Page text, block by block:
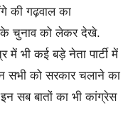
की गढ़वाल का
के चुनाव को लेकर देखे.
में भी कई बड़े नेता पार्टी में
सभी को सरकार चलाने का
सब बातों का भी कांग्रेस